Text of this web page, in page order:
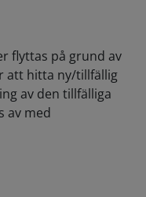
flyttas på grund av
att hitta ny/tillfällig
av den tillfälliga
av med